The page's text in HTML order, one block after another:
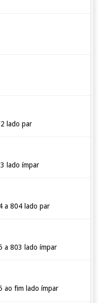
lado par
lado ímpar
a 804 lado par
a 803 lado ímpar
ao fim lado ímpar